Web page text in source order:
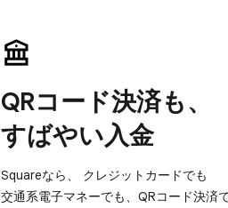
QRコード決済も、​
すばやい​入金
Squareなら、​ クレジットカードでも​
交通系電子マネーでも、​QRコード決済で